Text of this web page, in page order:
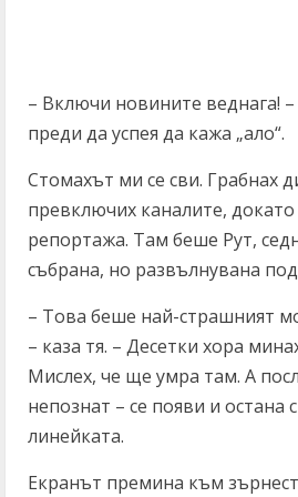
– Включи новините веднага!
преди да успея да кажа „ало“.
Стомахът ми се сви. Грабнах
превключих каналите,
репортажа. Там беше Рут,
събрана, но развълнувана
– Това беше най-страшният
– каза тя. – Десетки хора
Мислех, че ще умра там. А
непознат – се появи и остана
линейката.
Екранът премина към